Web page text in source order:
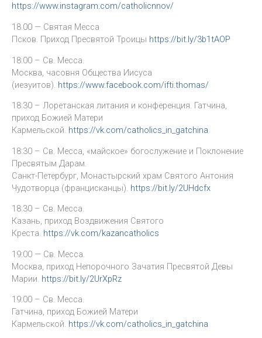
https://www.instagram.com/catholicnnov/
18.00 — Святая Месса
Псков. Приход Пресвятой Троицы https://bit.ly/3b1tAOP
18:00 – Св. Месса.
Москва, часовня Общества Иисуса
(иезуитов). https://www.facebook.com/ifti.thomas/
18:30 – Лоретанская литания и конференция. Гатчина,
приход Божией Матери
Кармельской. https://vk.com/catholics_in_gatchina
18:30 – Св. Месса, «майское» богослужение и Поклонение
Пресвятым Дарам.
Санкт-Петербург, Монастырский храм Святого Антония
Чудотворца (францисканцы). https://bit.ly/2UHdcfx
18:30 – Св. Месса.
Казань, приход Воздвижения Святого
Креста. https://vk.com/kazancatholics
19:00 — Св. Месса.
Москва, приход Непорочного Зачатия Пресвятой Девы
Марии. https://bit.ly/2UrXpRz
19:00 – Св. Месса.
Гатчина, приход Божией Матери
Кармельской. https://vk.com/catholics_in_gatchina